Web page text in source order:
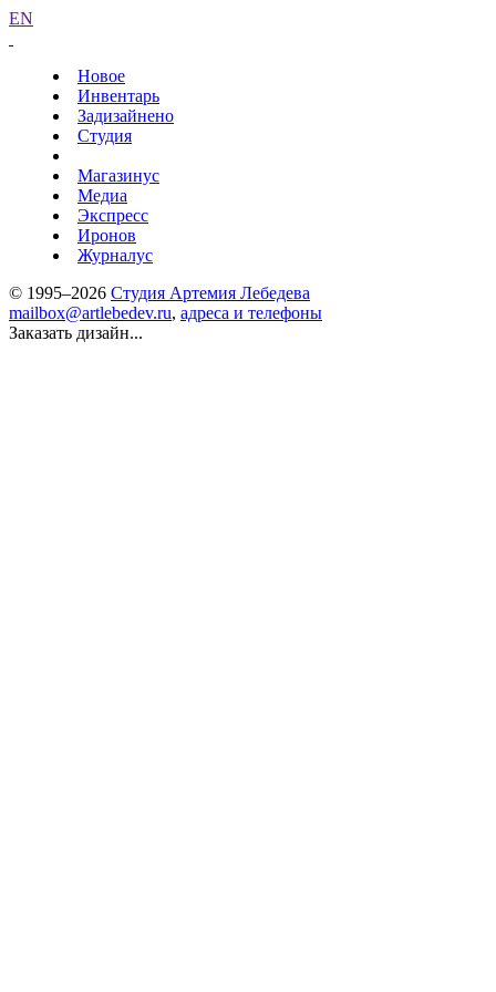
EN
Новое
Инвентарь
Задизайнено
Студия
Магазинус
Медиа
Экспресс
Иронов
Журналус
© 1995–2026 Студия Артемия Лебедева
mailbox@artlebedev.ru, адреса и телефоны
Заказать дизайн...